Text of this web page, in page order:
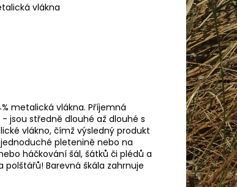
vlákna
metalická vlákna. Příjemná
jsou středně dlouhé až dlouhé s
vlákno, čímž výsledný produkt
pletenině nebo na
háčkování šál, šátků či plédů a
Barevná škála zahrnuje